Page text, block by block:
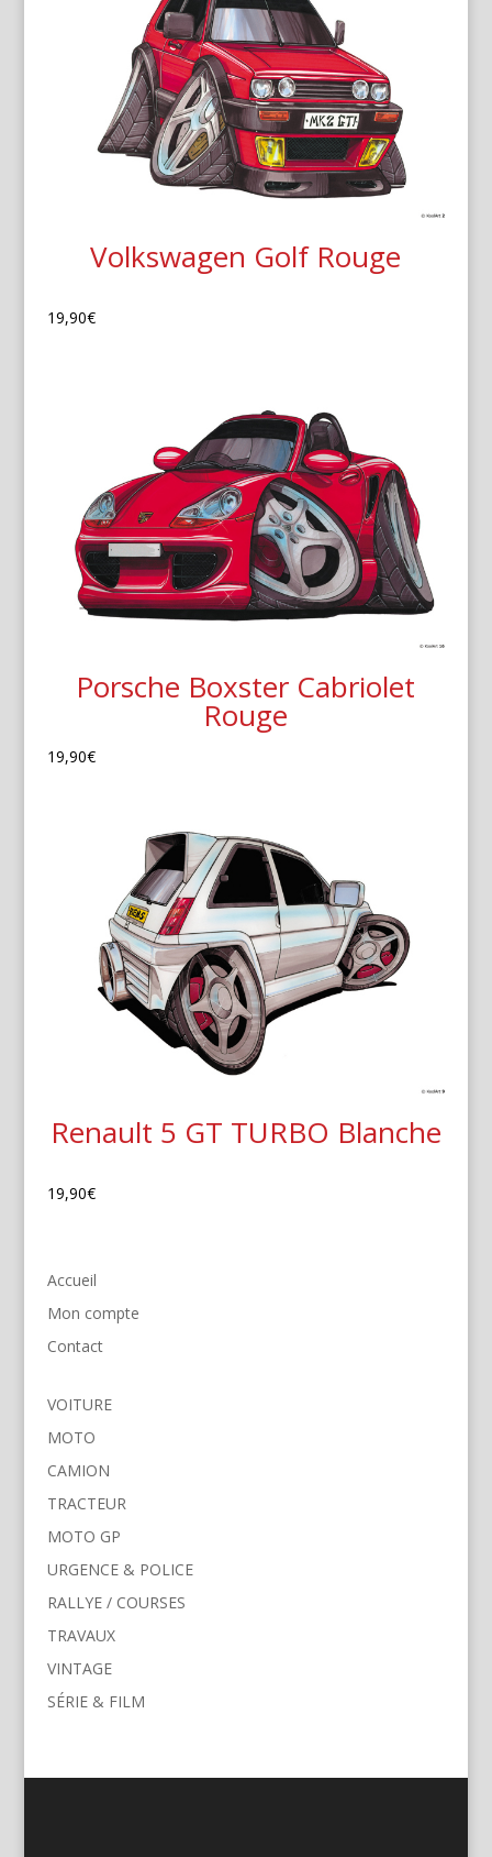
Volkswagen Golf Rouge
19,90€
Porsche Boxster Cabriolet
Rouge
19,90€
Renault 5 GT TURBO Blanche
19,90€
Accueil
Mon compte
Contact
VOITURE
MOTO
CAMION
TRACTEUR
MOTO GP
URGENCE & POLICE
RALLYE / COURSES
TRAVAUX
VINTAGE
SÉRIE & FILM